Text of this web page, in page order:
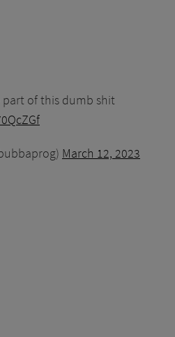
of this dumb shit
March 12, 2023